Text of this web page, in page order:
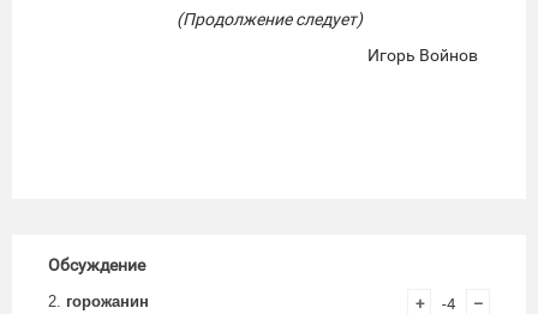
(Продолжение следует)
Игорь Войнов
Обсуждение
2. горожанин + -4 –